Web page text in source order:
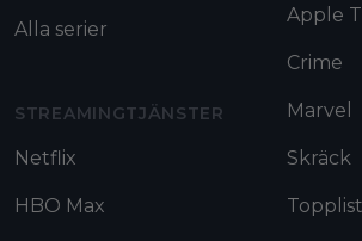
Alla serier
STREAMINGTJÄNSTER
Netflix
HBO Max
Apple
Crime
Marvel
Skräck